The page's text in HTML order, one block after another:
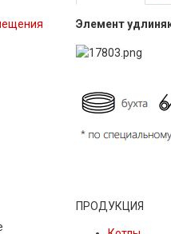
Элемент
ПРОДУКЦИЯ